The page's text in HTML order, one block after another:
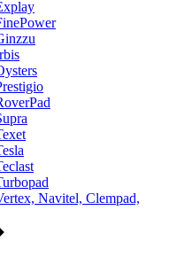
Navitel, Clempad,